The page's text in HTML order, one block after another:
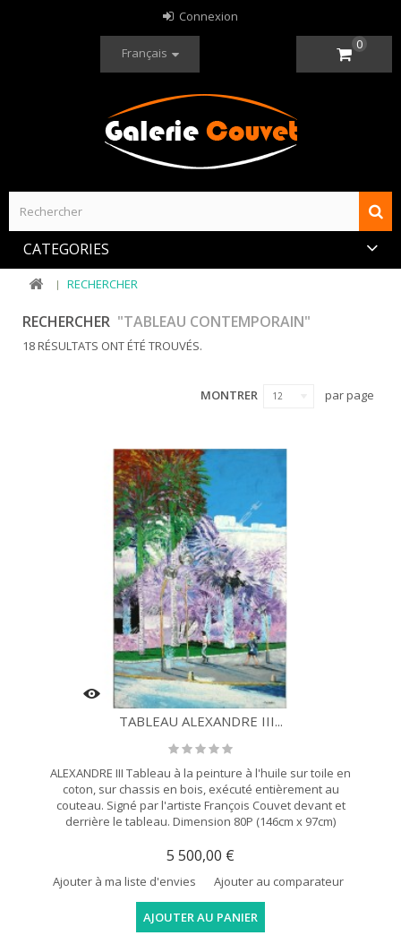
Connexion
Français
0
CATEGORIES
RECHERCHER
RECHERCHER "TABLEAU CONTEMPORAIN"
18 RÉSULTATS ONT ÉTÉ TROUVÉS.
MONTRER 12 par page
TABLEAU ALEXANDRE III...
ALEXANDRE III Tableau à la peinture à l'huile sur toile en
coton, sur chassis en bois, exécuté entièrement au
couteau. Signé par l'artiste François Couvet devant et
derrière le tableau. Dimension 80P (146cm x 97cm)
5 500,00 €
Ajouter à ma liste d'envies Ajouter au comparateur
AJOUTER AU PANIER